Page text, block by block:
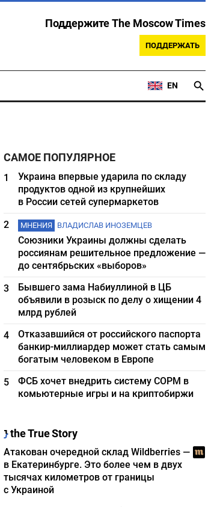
Поддержите The Moscow Times
ПОДДЕРЖАТЬ
EN
САМОЕ ПОПУЛЯРНОЕ
1
Украина впервые ударила по складу
продуктов одной из крупнейших
в России сетей супермаркетов
2
МНЕНИЯ ВЛАДИСЛАВ ИНОЗЕМЦЕВ
Союзники Украины должны сделать
россиянам решительное предложение —
до сентябрьских «выборов»
3
Бывшего зама Набиуллиной в ЦБ
объявили в розыск по делу о хищении 4
млрд рублей
4
Отказавшийся от российского паспорта
банкир-миллиардер может стать самым
богатым человеком в Европе
5
ФСБ хочет внедрить систему СОРМ в
комьютерные игры и на криптобиржи